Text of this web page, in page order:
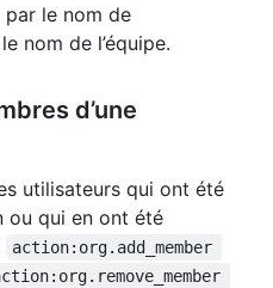
par le nom de
nom de l’équipe.
d’une
utilisateurs qui ont été
ou qui en ont été
action:org.add_member